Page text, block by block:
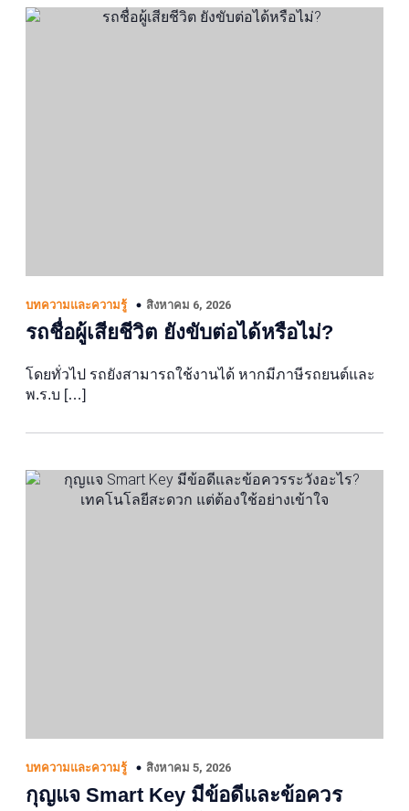
บทความและความรู้ สิงหาคม 6, 2026
รถชื่อผู้เสียชีวิต ยังขับต่อได้หรือไม่?
โดยทั่วไป รถยังสามารถใช้งานได้ หากมีภาษีรถยนต์และ
พ.ร.บ […]
บทความและความรู้ สิงหาคม 5, 2026
กุญแจ Smart Key มีข้อดีและข้อควร